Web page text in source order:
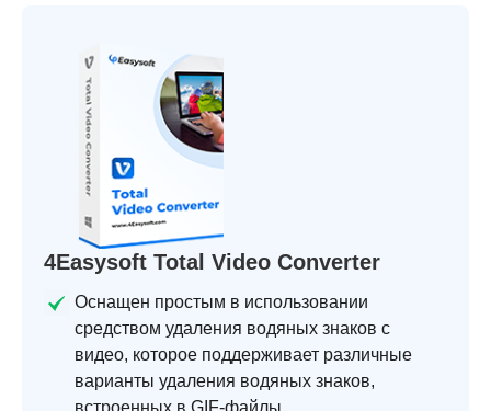
4Easysoft Total Video Converter
Оснащен простым в использовании
средством удаления водяных знаков с
видео, которое поддерживает различные
варианты удаления водяных знаков,
встроенных в GIF-файлы.